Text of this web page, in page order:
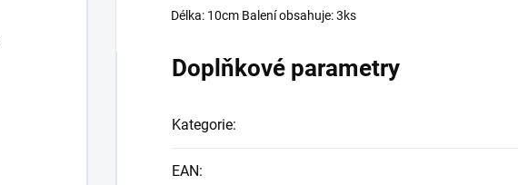
Délka: 10cm Balení obsahuje: 3ks
Doplňkové parametry
Kategorie:
EAN: